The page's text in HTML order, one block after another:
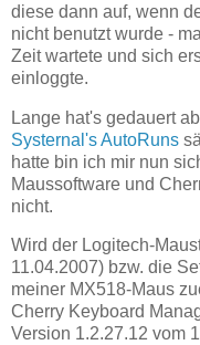
diese dann auf, wenn
nicht benutzt wurde -
Zeit wartete und sich
einloggte.
Lange hat's gedauert
Systernal's AutoRuns
hatte bin ich mir nun
Maussoftware und
nicht.
Wird der Logitech-
11.04.2007) bzw. die
meiner MX518-Maus
Cherry Keyboard
Version 1.2.27.12 vom